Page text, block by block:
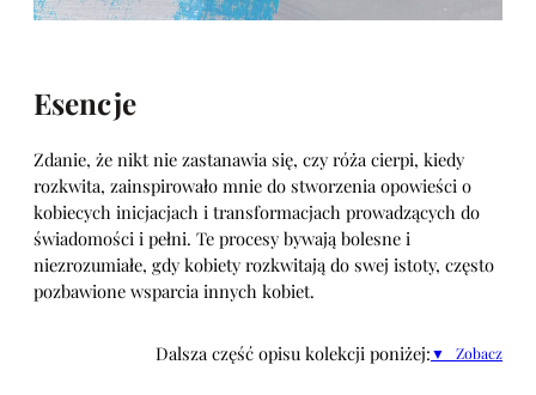
Esencje
Zdanie, że nikt nie zastanawia się, czy róża cierpi, kiedy
rozkwita, zainspirowało mnie do stworzenia opowieści o
kobiecych inicjacjach i transformacjach prowadzących do
świadomości i pełni. Te procesy bywają bolesne i
niezrozumiałe, gdy kobiety rozkwitają do swej istoty, często
pozbawione wsparcia innych kobiet.
Dalsza część opisu kolekcji poniżej:▼ Zobacz